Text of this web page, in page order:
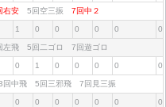
右安 5回空三振 7回中２
1 0 0 0 0 0 0
左飛 5回二ゴロ 7回遊ゴロ
0 1 0 0 0 0 0
回中飛 5回三邪飛 7回見三振
0 0 0 0 0 0 0